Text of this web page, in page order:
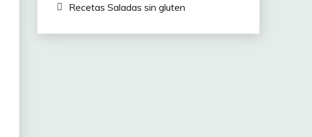
Recetas Saladas sin gluten